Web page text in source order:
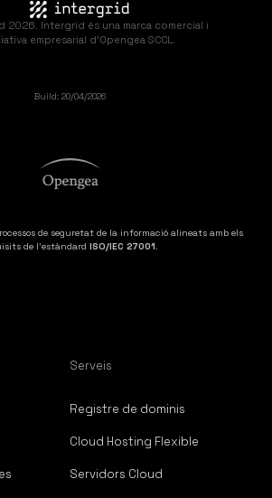
2026. Intergrid és una marca comercial i
empresarial d'Opengea SCCL.
Build: 20/04/2026
de seguretat de la informació alineats amb els
de l'estàndard ISO/IEC 27001.
Serveis
Registre de dominis
Cloud Hosting Flexible
Servidors Cloud